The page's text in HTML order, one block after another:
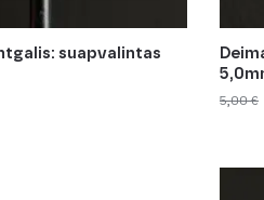
suapvalintas
5,00€